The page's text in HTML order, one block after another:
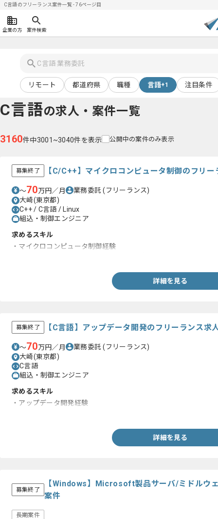
C言語のフリーランス案件一覧 - 76ページ目
企業の方 案件検索
リモート 都道府県 職種 言語+1 注目条件
C言語の求人・案件一覧
3160件中3001~3040件を表示 公開中の案件のみ表示
募集終了 【C/C++】マイクロコンピュータ制御のフリ
〜70万円／月 業務委託(フリーランス)
大崎(東京都)
C++ / C言語 / Linux
組込・制御エンジニア
求めるスキル
・マイクロコンピュータ制御経験
詳細を見る
募集終了 【C言語】アップデータ開発のフリーランス求
〜70万円／月 業務委託(フリーランス)
大崎(東京都)
C言語
組込・制御エンジニア
求めるスキル
・アップデータ開発経験
詳細を見る
募集終了
【Windows】Microsoft製品サーバ/ミドルウ
案件
長期案件